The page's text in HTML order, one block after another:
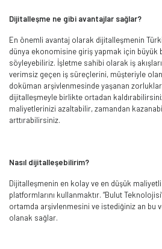
Dijitalleşme ne gibi avantajlar sağlar?
En önemli avantaj olarak dijitalleşmenin
dünya ekonomisine giriş yapmak için büyük
söyleyebiliriz. İşletme sahibi olarak iş
verimsiz geçen iş süreçlerini, müşteriyle
doküman arşivlenmesinde yaşanan
dijitalleşmeyle birlikte ortadan
maliyetlerinizi azaltabilir, zamandan
arttırabilirsiniz.
Nasıl dijitalleşebilirim?
Dijitalleşmenin en kolay ve en düşük
platformlarını kullanmaktır. “Bulut
ortamda arşivlenmesini ve istediğiniz an bu
olanak sağlar.